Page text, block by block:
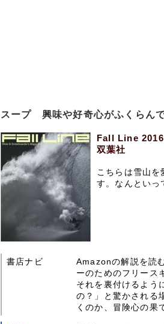
スープ 興味や好奇心がふくらん
Fall Line
双葉社
こちらは雪山
す。なんといっ
書店ナビ
Amazonの解説を読
ーのためのフリース
それを裏付けるよう
の？」と驚かされる
くのか、冒険心の果